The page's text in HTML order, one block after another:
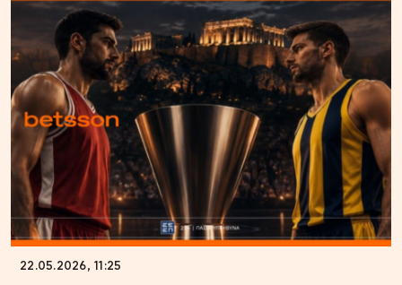
22.05.2026, 11:25